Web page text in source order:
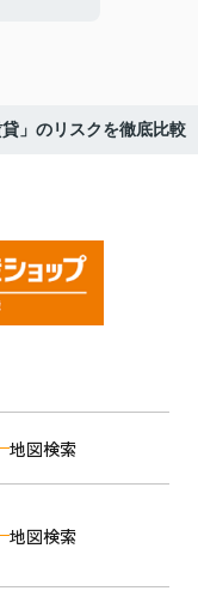
」のリスクを徹底比較
地図検索
地図検索